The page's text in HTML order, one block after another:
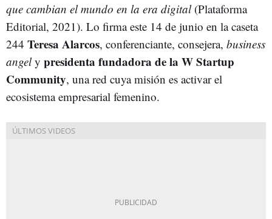
que cambian el mundo en la era digital (Plataforma
Editorial, 2021). Lo firma este 14 de junio en la caseta
244 Teresa Alarcos, conferenciante, consejera, business
angely presidenta fundadora de la W Startup
Community, una red cuya misión es activar el
ecosistema empresarial femenino.